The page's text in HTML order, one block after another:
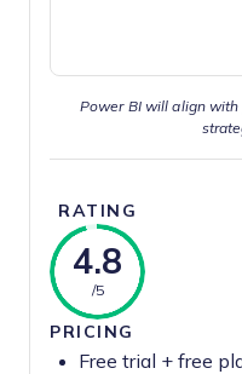
Power BI will align
RATING
4.8
/5
PRICING
Free trial + free